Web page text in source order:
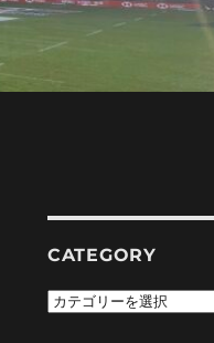
CATEGORY
Category